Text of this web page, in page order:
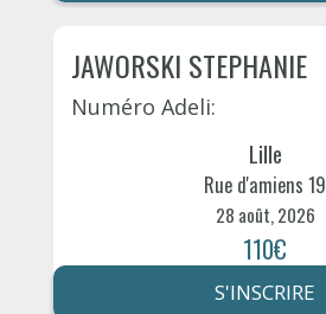
JAWORSKI STEPHANIE
Numéro Adeli:
Lille
Rue d'amiens 19
28 août, 2026
110€
S'INSCRIRE